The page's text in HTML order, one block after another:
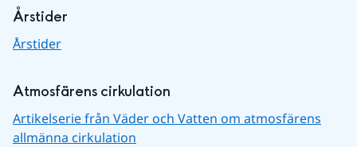
Årstider
Årstider
Atmosfärens cirkulation
Artikelserie från Väder och Vatten om atmosfärens
allmänna cirkulation